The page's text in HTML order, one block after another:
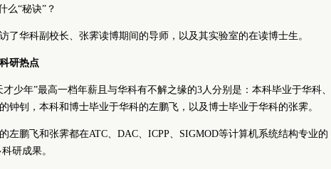
么“秘诀”？
了华科副校长、张霁读博期间的导师，以及其实验室的在读博士生。
研热点
少年”最高一档年薪且与华科有不解之缘的3人分别是：本科毕业于华科、
钟钊，本科和博士毕业于华科的左鹏飞，以及博士毕业于华科的张霁。
左鹏飞和张霁都在ATC、DAC、ICPP、SIGMOD等计算机系统结构专业的
研成果。